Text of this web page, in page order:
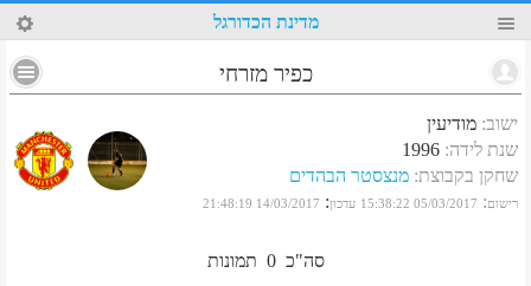
82 מדינת הכדורגל
כפיר מזרחי
ישוב: מודיעין
שנת לידה:
1996
שחקן בקבוצת: מנצסטר הבהדים
רישום:
05/03/2017 15:38:22 עדכון:
14/03/2017 21:48:19
סה"כ 0 תמונות